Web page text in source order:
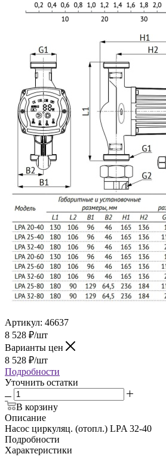
Артикул: 46637
8 528 ₽/шт
Варианты цен
8 528 ₽/шт
Подробности
Уточнить остатки
В корзину
Описание
Насос циркуляц. (отопл.) LPA 32-40
Подробности
Характеристики